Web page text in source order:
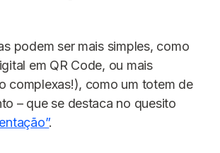
podem ser mais simples, como
em QR Code, ou mais
complexas!), como um totem de
– que se destaca no quesito
.